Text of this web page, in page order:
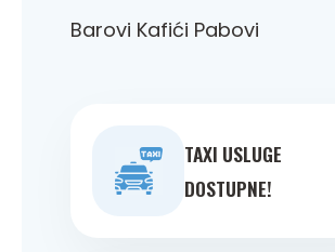
Barovi Kafići Pabovi
TAXI USLUGE
DOSTUPNE!